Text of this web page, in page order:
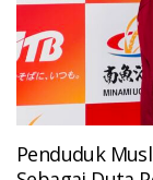
Penduduk